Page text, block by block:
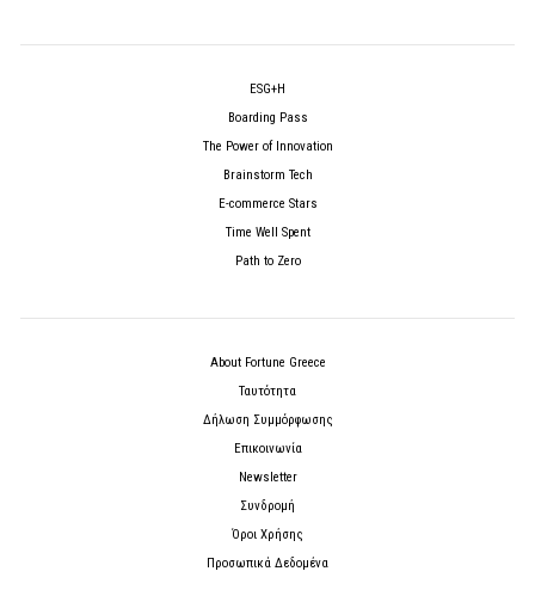
ESG+H
Boarding Pass
The Power of Innovation
Brainstorm Tech
E-commerce Stars
Time Well Spent
Path to Zero
About Fortune Greece
Ταυτότητα
Δήλωση Συμμόρφωσης
Επικοινωνία
Newsletter
Συνδρομή
Όροι Χρήσης
Προσωπικά Δεδομένα